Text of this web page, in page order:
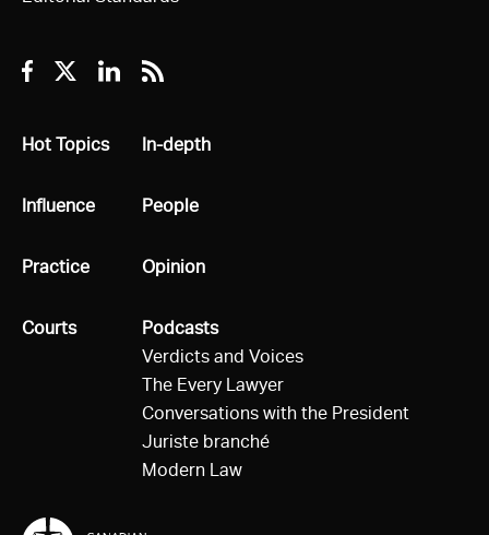
Facebook
TwitterLinkedin
RSS
All
Hot Topics
All
Influence
All
Practice
All
Courts
All
In-depth
All
People
All
Opinion
All
Podcasts
Verdicts and Voices
The Every Lawyer
Conversations with the President
Juriste branché
Modern Law